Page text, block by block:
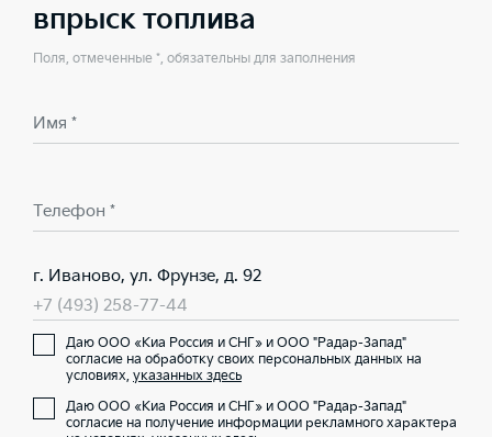
впрыск топлива
Поля, отмеченные *, обязательны для заполнения
Имя *
Телефон *
г. Иваново, ул. Фрунзе, д. 92
+7 (493) 258-77-44
Даю ООО «Киа Россия и СНГ» и ООО "Радар-Запад"
согласие на обработку своих персональных данных на
условиях, указанных здесь
Даю ООО «Киа Россия и СНГ» и ООО "Радар-Запад"
согласие на получение информации рекламного характера